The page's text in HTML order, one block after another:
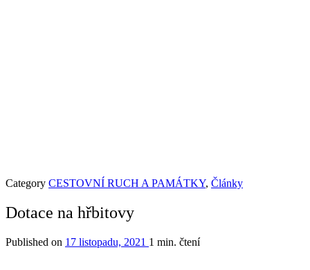
Category CESTOVNÍ RUCH A PAMÁTKY, Články
Dotace na hřbitovy
Published on 17 listopadu, 2021 1 min. čtení